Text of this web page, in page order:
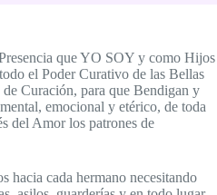
que YO SOY y como Hijos
el Poder Curativo de las Bellas
Curación, para que Bendigan y
emocional y etérico, de toda
del Amor los patrones de
hacia cada hermano necesitando